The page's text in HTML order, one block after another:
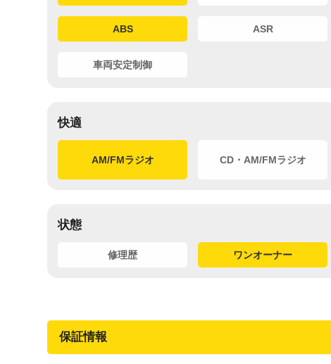
ABS ASR
車両安定制御
快適
AM/FMラジオ CD・AM/FMラジオ
状態
修理歴 ワンオーナー
保証情報